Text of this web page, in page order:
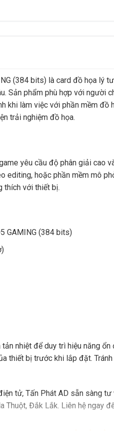
(384 bits) là card đồ họa lý
Sản phẩm phù hợp với người
khi làm việc với phần mềm đồ
trải nghiệm đồ họa.
yêu cầu độ phân giải cao
editing, hoặc phần mềm mô
thích với thiết bị.
GAMING (384 bits)
nhiệt để duy trì hiệu năng
thiết bị trước khi lắp đặt.
tử, Tấn Phát AD sẵn sàng
Đắk Lắk. Liên hệ ngay